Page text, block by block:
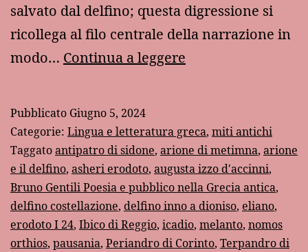
salvato dal delfino; questa digressione si
ricollega al filo centrale della narrazione in
modo… Continua a leggere
Arione
(Erodoto
I
24)
Pubblicato Giugno 5, 2024
Categorie: Lingua e letteratura greca, miti antichi
Taggatoantipatro di sidone, arione di metimna, arione
e il delfino, asheri erodoto, augusta izzo d'accinni,
Bruno Gentili Poesia e pubblico nella Grecia antica,
delfino costellazione, delfino inno a dioniso, eliano,
erodoto I 24, Ibico di Reggio, icadio, melanto, nomos
orthios, pausania, Periandro di Corinto, Terpandro di